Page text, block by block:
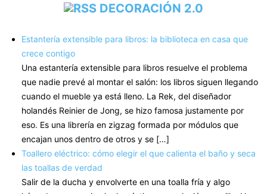
DECORACIÓN 2.0
Estantería extensible para libros: la biblioteca en casa que
crece contigo
Una estantería extensible para libros resuelve el problema
que nadie prevé al montar el salón: los libros siguen llegando
cuando el mueble ya está lleno. La Rek, del diseñador
holandés Reinier de Jong, se hizo famosa justamente por
eso. Es una librería en zigzag formada por módulos que
encajan unos dentro de otros y se […]
Toallero eléctrico: cómo elegir el que calienta el baño y seca
las toallas de verdad
Salir de la ducha y envolverte en una toalla fría y algo